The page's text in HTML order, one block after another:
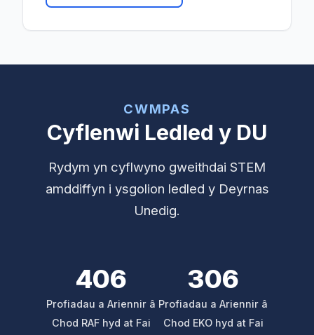
CWMPAS
Cyflenwi Ledled y DU
Rydym yn cyflwyno gweithdai STEM
amddiffyn i ysgolion ledled y Deyrnas
Unedig.
406
Profiadau a Ariennir â
Chod RAF hyd at Fai
306
Profiadau a Ariennir â
Chod EKO hyd at Fai